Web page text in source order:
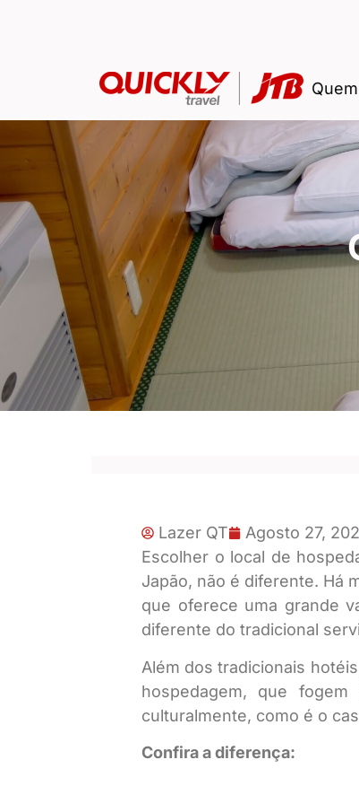
Lazer QT Agosto 27,
Escolher o local de
Japão, não é diferente. Há
que oferece uma grande
diferente do tradicional
Além dos tradicionais
hospedagem, que
culturalmente, como é o
Confira a diferença: